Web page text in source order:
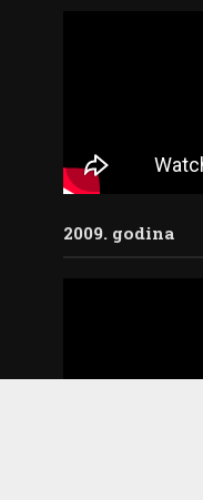
2009. godina